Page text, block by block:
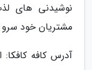
نوشیدنی های
مشتریان خود
آدرس کافه